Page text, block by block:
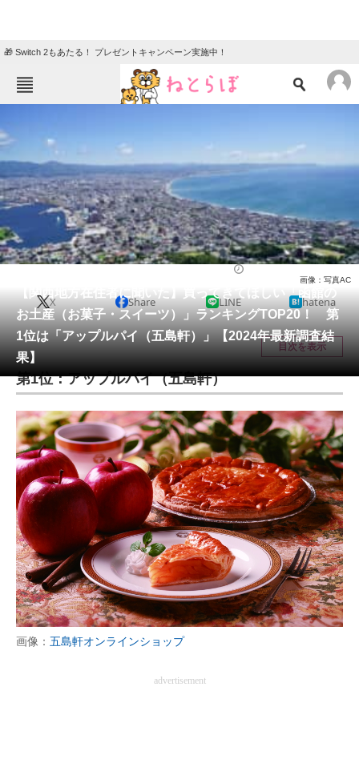
🎁 Switch 2もあたる！ プレゼントキャンペーン実施中！
エンタメ クイズ
グルメ 地域
住まい 教育・育児
動物 リサーチ
メディア
ITの今と未来を見通す
スマホと通信の最新トレンド
進化するPCとデバイスの未来
好きが集まる 比べて選べる
ビジネスと働き方のヒント
AI活用のいまが分かる
企業ITのトレンドを詳説
経営リーダーのコミュニティ
【関西地方在住者に聞いた】買ってきてほしい「函館の
お土産（お菓子・スイーツ）」ランキングTOP20！ 第
1位は「アップルパイ（五島軒）」【2024年最新調査結
果】
画像：写真AC
X Share LINE hatena
目次を表示
第1位：アップルパイ（五島軒）
画像： 五島軒オンラインショップ
advertisement